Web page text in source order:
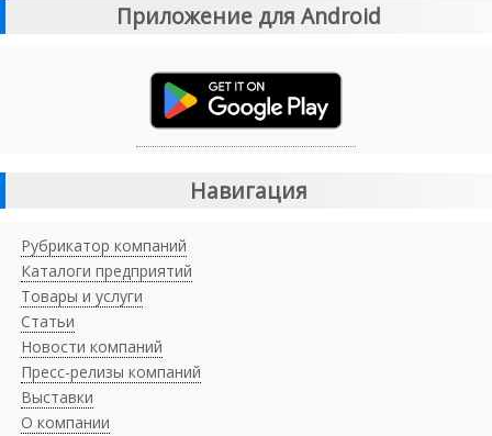
Приложение для Android
Навигация
Рубрикатор компаний
Каталоги предприятий
Товары и услуги
Статьи
Новости компаний
Пресс-релизы компаний
Выставки
О компании